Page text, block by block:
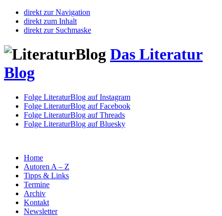
direkt zur Navigation
direkt zum Inhalt
direkt zur Suchmaske
Das Literatur
Blog
Folge LiteraturBlog auf Instagram
Folge LiteraturBlog auf Facebook
Folge LiteraturBlog auf Threads
Folge LiteraturBlog auf Bluesky
Home
Autoren A – Z
Tipps & Links
Termine
Archiv
Kontakt
Newsletter